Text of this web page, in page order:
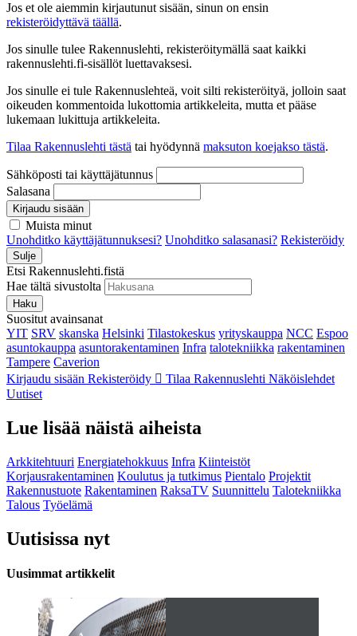
Jos et ole aiemmin kirjautunut sisään, sinun on ensin
rekisteröidyttävä täällä.
Jos sinulle tulee Rakennuslehti, rekisteröitymällä saat kaikki
rakennuslehti.fi-sisällöt luettavaksesi.
Jos sinulle ei tule Rakennuslehteä, voit silti rekisteröityä, jolloin saat
oikeuden kommentoida lukottomia artikkeleita, mutta et pääse
lukemaan lukittuja artikkeleita.
Tilaa Rakennuslehti tästä tai hyödynnä maksuton koejakso tästä.
Sähköposti tai käyttäjätunnus
Salasana
Kirjaudu sisään
Muista minut
Unohditko käyttäjätunnuksesi? Unohditko salasanasi? Rekisteröidy
Sulje
Etsi Rakennuslehti.fistä
Hae tältä sivustolta
Haku
Suositut avainsanat
YIT SRV skanska Helsinki Tilastokeskus yrityskauppa NCC Espoo
asuntokauppa asuntorakentaminen Infra talotekniikka rakentaminen
Tampere Caverion
Kirjaudu sisään Rekisteröidy Tilaa Rakennuslehti Näköislehdet
Uutiset
Lue lisää näistä aiheista
Arkkitehtuuri Energiatehokkuus Infra Kiinteistöt
Korjausrakentaminen Koulutus ja tutkimus Pientalo Projektit
Rakennustuote Rakentaminen RaksaTV Suunnittelu Talotekniikka
Talous Työelämä
Uutisissa nyt
Uusimmat artikkelit